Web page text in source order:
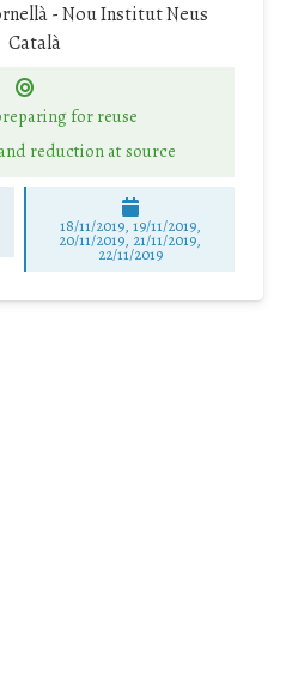
- Nou Institut Neus
Català
for reuse
reduction at source
18/11/2019, 19/11/2019,
20/11/2019, 21/11/2019,
22/11/2019